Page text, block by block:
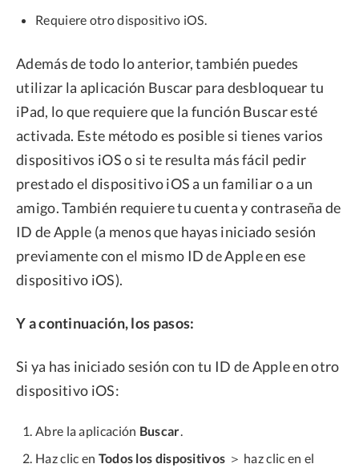
Requiere otro dispositivo iOS.
Además de todo lo anterior, también puedes
utilizar la aplicación Buscar para desbloquear tu
iPad, lo que requiere que la función Buscar esté
activada. Este método es posible si tienes varios
dispositivos iOS o si te resulta más fácil pedir
prestado el dispositivo iOS a un familiar o a un
amigo. También requiere tu cuenta y contraseña de
ID de Apple (a menos que hayas iniciado sesión
previamente con el mismo ID de Apple en ese
dispositivo iOS).
Y a continuación, los pasos:
Si ya has iniciado sesión con tu ID de Apple en otro
dispositivo iOS:
Abre la aplicación Buscar.
Haz clic en Todos los dispositivos ＞ haz clic en el